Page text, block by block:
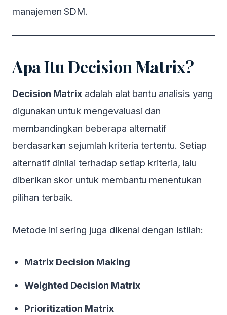
manajemen SDM.
Apa Itu Decision Matrix?
Decision Matrix adalah alat bantu analisis yang
digunakan untuk mengevaluasi dan
membandingkan beberapa alternatif
berdasarkan sejumlah kriteria tertentu. Setiap
alternatif dinilai terhadap setiap kriteria, lalu
diberikan skor untuk membantu menentukan
pilihan terbaik.
Metode ini sering juga dikenal dengan istilah:
Matrix Decision Making
Weighted Decision Matrix
Prioritization Matrix